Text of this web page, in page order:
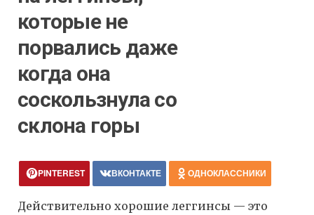
которые не
порвались даже
когда она
соскользнула со
склона горы
PINTEREST ВКОНТАКТЕ ОДНОКЛАССНИКИ
Действительно хорошие леггинсы — это